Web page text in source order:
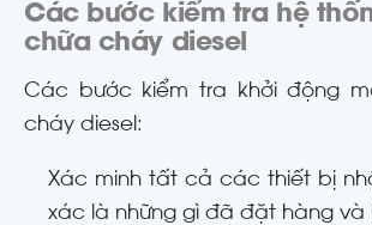
Các bước kiểm tra hệ
chữa cháy diesel
Các bước kiểm tra khởi động
cháy diesel:
Xác minh tất cả các thiết bị
xác là những gì đã đặt hàng và